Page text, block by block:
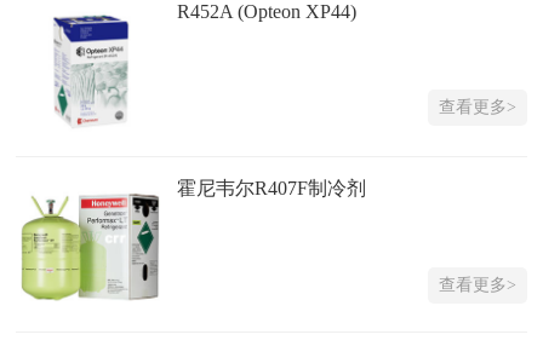
R452A (Opteon XP44)
查看更多>
霍尼韦尔R407F制冷剂
查看更多>